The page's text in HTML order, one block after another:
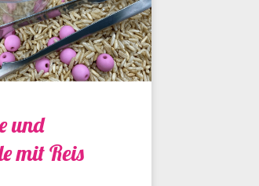
und
mit Reis